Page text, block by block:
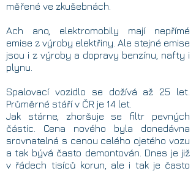
měřené ve zkušebnách.
Ach ano, elektromobily mají nepřímé
emise z výroby elektřiny. Ale stejné emise
jsou i z výroby a dopravy benzínu, nafty i
plynu.
Spalovací vozidlo se dožívá až 25 let.
Průměrné stáří v ČR je 14 let.
Jak stárne, zhoršuje se filtr pevných
částic. Cena nového byla donedávna
srovnatelná s cenou celého ojetého vozu
a tak bývá často demontován. Dnes je již
v řádech tisíců korun, ale i tak je často